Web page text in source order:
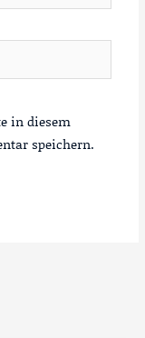
in diesem
speichern.